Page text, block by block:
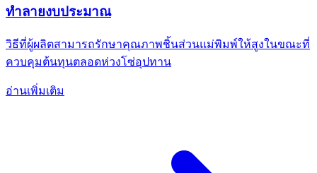
ทำลายงบประมาณ
วิธีที่ผู้ผลิตสามารถรักษาคุณภาพชิ้นส่วนแม่พิมพ์ให้สูงในขณะที่
ควบคุมต้นทุนตลอดห่วงโซ่อุปทาน
อ่านเพิ่มเติม